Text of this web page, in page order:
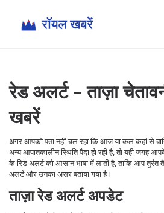
रेड अलर्ट – ताज़ा
खबरें
अगर आपको पता नहीं चल रहा कि आज या कल कहां से
अन्य आपातकालीन स्थिति पैदा हो रही है, तो यही जगह
के रिड अलर्ट को आसान भाषा में लाती है, ताकि आप
अलर्ट और उनका असर बताया गया है।
ताज़ा रेड अलर्ट अपडेट